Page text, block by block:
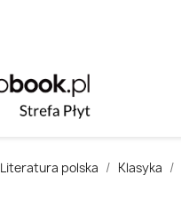
Literatura polska Klasyka